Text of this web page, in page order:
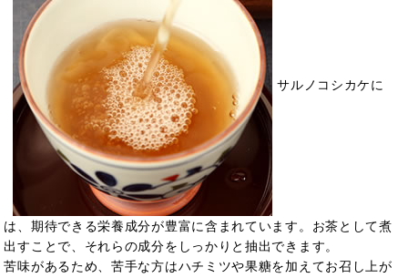
サルノコシカケに
は、 期待できる栄養成分が豊富に含まれています。お茶として煮
出すことで、それらの成分をしっかりと抽出できます。
苦味があるため、苦手な方はハチミツや果糖を加えてお召し上が